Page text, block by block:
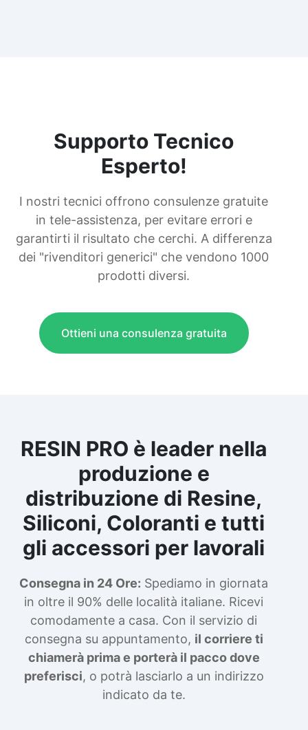
Supporto Tecnico
Esperto!
I nostri tecnici offrono consulenze gratuite
in tele-assistenza, per evitare errori e
garantirti il risultato che cerchi. A differenza
dei "rivenditori generici" che vendono 1000
prodotti diversi.
Ottieni una consulenza gratuita
RESIN PRO è leader nella
produzione e
distribuzione di Resine,
Siliconi, Coloranti e tutti
gli accessori per lavorali
Consegna in 24 Ore: Spediamo in giornata
in oltre il 90% delle località italiane. Ricevi
comodamente a casa. Con il servizio di
consegna su appuntamento, il corriere ti
chiamerà prima e porterà il pacco dove
preferisci, o potrà lasciarlo a un indirizzo
indicato da te.